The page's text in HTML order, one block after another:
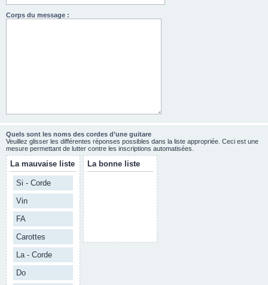
Corps du message :
Quels sont les noms des cordes d’une guitare
Veuillez glisser les différentes réponses possibles dans la liste appropriée. Ceci est une
mesure permettant de lutter contre les inscriptions automatisées.
La mauvaise liste
Si - Corde
Vin
FA
Carottes
La - Corde
Do
La bonne liste